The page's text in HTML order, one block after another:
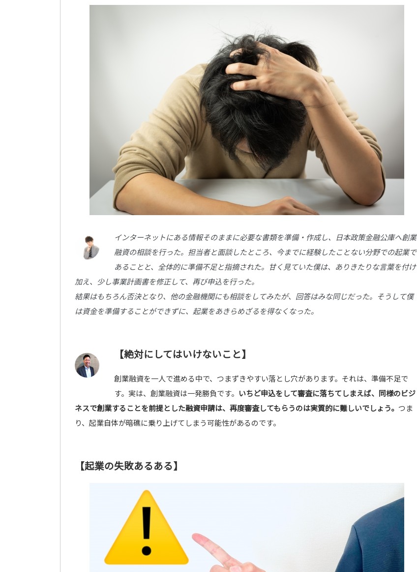
インターネットにある情報そのままに必要な書類を準備・作成し、日本政策金融公庫へ創業
融資の相談を行った。担当者と面談したところ、今までに経験したことない分野での起業で
あることと、全体的に準備不足と指摘された。甘く見ていた僕は、ありきたりな言葉を付け
加え、少し事業計画書を修正して、再び申込を行った。
結果はもちろん否決となり、他の金融機関にも相談をしてみたが、回答はみな同じだった。そうして僕
は資金を準備することができずに、起業をあきらめざるを得なくなった。
【絶対にしてはいけないこと】
創業融資を一人で進める中で、つまずきやすい落とし穴があります。それは、準備不足で
す。実は、創業融資は一発勝負です。 いちど申込をして審査に落ちてしまえば、同様のビジ
ネスで創業することを前提とした融資申請は、再度審査してもらうのは実質的に難しいでしょう。 つま
り、起業自体が暗礁に乗り上げてしまう可能性があるのです。
【起業の失敗あるある】